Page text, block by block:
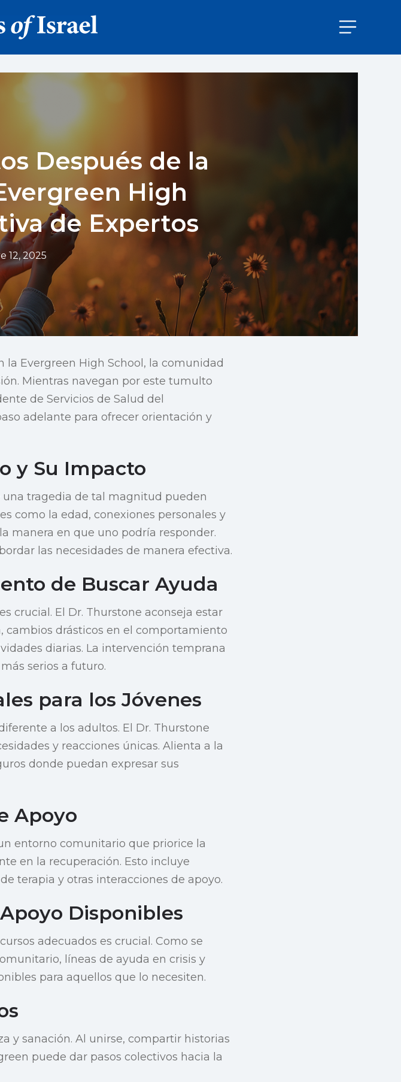
Después de la
High
de Expertos
12, 2025
la Evergreen High School, la comunidad
Mientras navegan por este tumulto
de Servicios de Salud del
adelante para ofrecer orientación y
y Su Impacto
una tragedia de tal magnitud pueden
como la edad, conexiones personales y
manera en que uno podría responder.
las necesidades de manera efectiva.
de Buscar Ayuda
crucial. El Dr. Thurstone aconseja estar
cambios drásticos en el comportamiento
diarias. La intervención temprana
serios a futuro.
para los Jóvenes
a los adultos. El Dr. Thurstone
y reacciones únicas. Alienta a la
donde puedan expresar sus
Apoyo
entorno comunitario que priorice la
en la recuperación. Esto incluye
terapia y otras interacciones de apoyo.
Disponibles
adecuados es crucial. Como se
líneas de ayuda en crisis y
para aquellos que lo necesiten.
y sanación. Al unirse, compartir historias
puede dar pasos colectivos hacia la